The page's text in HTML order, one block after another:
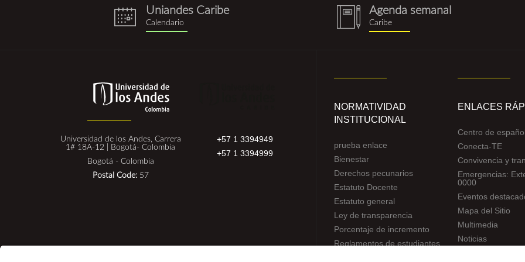
eventos.png
Uniandes Caribe
Calendario
notebook
(1).png
Agenda semanal
Caribe
Universidad de los Andes, Carrera
1# 18A-12 | Bogotá- Colombia
Bogotá - Colombia
Postal Code: 57
+57 1 3394949
+57 1 3394999
NORMATIVIDAD
INSTITUCIONAL
prueba enlace
Bienestar
Derechos pecunarios
Estatuto Docente
Estatuto general
Ley de transparencia
Porcentaje de incremento
Reglamentos de estudiantes
ENLACES
Centro de español
Conecta-TE
Convivencia y
Emergencias:
0000
Eventos
Mapa del Sitio
Multimedia
Noticias